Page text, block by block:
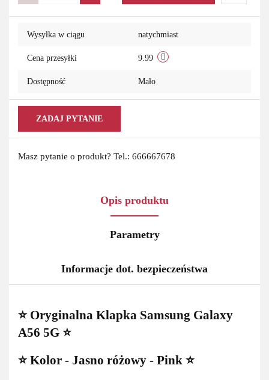
Do
Wysyłka w ciągu natychmiast
Cena przesyłki 9.99
Dostępność Mało
ZADAJ PYTANIE
Masz pytanie o produkt? Tel.: 666667678
Opis produktu
Parametry
Informacje dot. bezpieczeństwa
⭐ Oryginalna Klapka Samsung Galaxy
A56 5G ⭐
⭐ Kolor - Jasno różowy - Pink ⭐